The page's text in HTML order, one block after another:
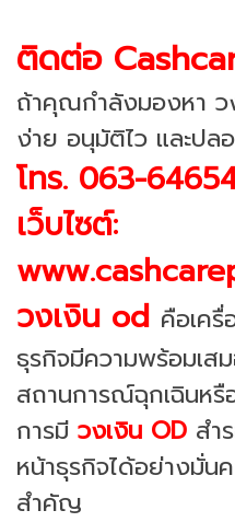
ติดต่อ
ถ้าคุณกำลังมองหา ว
ง่าย อนุมัติไว และปล
โทร. 063-
เว็บไซต์:
วงเงิน od คือเค
ธุรกิจมีความพร้อมเสม
สถานการณ์ฉุกเฉินหรื
การมี วงเงิน OD สำ
หน้าธุรกิจได้อย่างมั่น
สำคัญ